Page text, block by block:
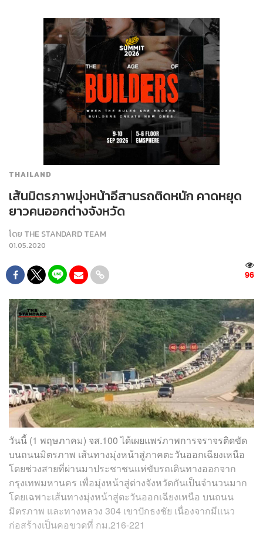
THAILAND
เส้นมิตรภาพมุ่งหน้าอีสานรถติดหนัก คาดหยุด
ยาวคนออกต่างจังหวัด
โดย THE STANDARD TEAM
01.05.2020
96
วันนี้ (1 พฤษภาคม) จส.100 ได้เผยแพร่ภาพการจราจรติดขัด
บนถนนมิตรภาพ เส้นทางมุ่งหน้าสู่ภาคตะวันออกเฉียงเหนือ
โดยช่วงสายที่ผ่านมาประชาชนแห่ขับรถเดินทางออกจาก
กรุงเทพมหานคร เพื่อมุ่งหน้าสู่ต่างจังหวัดกันเป็นจำนวนมาก
โดยเฉพาะเส้นทางมุ่งหน้าสู่ตะวันออกเฉียงเหนือ บนถนน
มิตรภาพ และทางหลวง 304 เขาปักธงชัย เนื่องจากมีแนว
ก่อสร้างเป็นคอขวดที่ กม.216-221